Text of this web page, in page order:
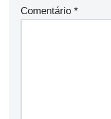
Comentário *